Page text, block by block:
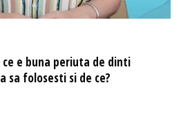
e buna periuta de dinti
sa folosesti si de ce?